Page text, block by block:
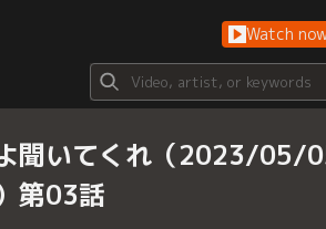
Watch
聞いてくれ（2023/05/
第03話